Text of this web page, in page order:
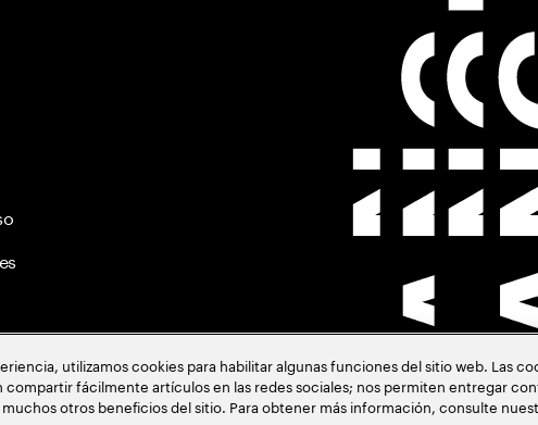
utilizamos cookies para habilitar algunas funciones del sitio web. Las
fácilmente artículos en las redes sociales; nos permiten entregar
otros beneficios del sitio. Para obtener más información, consulte